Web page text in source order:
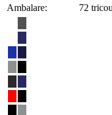
Ambalare:
72